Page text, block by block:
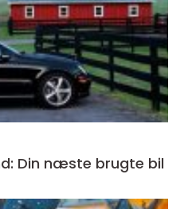
Din næste brugte bil